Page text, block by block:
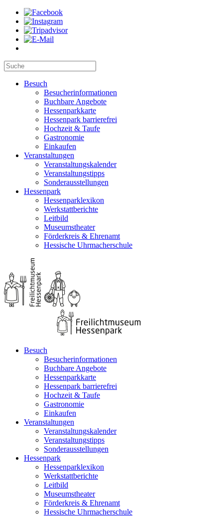
Besuch
Besucherinformationen
Buchbare Angebote
Hessenparkkarte
Hessenpark barrierefrei
Hochzeit & Taufe
Gastronomie
Einkaufen
Veranstaltungen
Veranstaltungskalender
Veranstaltungstipps
Sonderausstellungen
Hessenpark
Hessenparklexikon
Werkstattberichte
Leitbild
Museumstheater
Förderkreis & Ehrenamt
Hessische Uhrmacherschule
Besuch
Besucherinformationen
Buchbare Angebote
Hessenparkkarte
Hessenpark barrierefrei
Hochzeit & Taufe
Gastronomie
Einkaufen
Veranstaltungen
Veranstaltungskalender
Veranstaltungstipps
Sonderausstellungen
Hessenpark
Hessenparklexikon
Werkstattberichte
Leitbild
Museumstheater
Förderkreis & Ehrenamt
Hessische Uhrmacherschule